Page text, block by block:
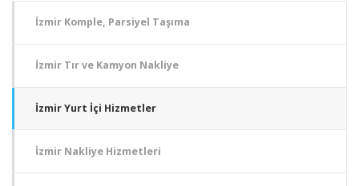
İzmir Komple, Parsiyel Taşıma
İzmir Tır ve Kamyon Nakliye
İzmir Yurt İçi Hizmetler
İzmir Nakliye Hizmetleri